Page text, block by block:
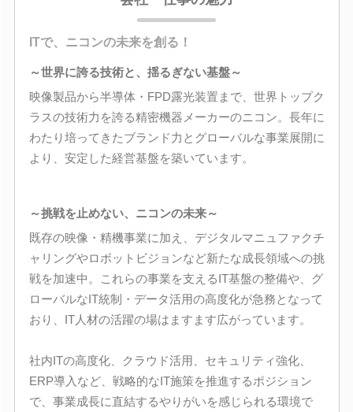
ITで、ニコンの未来を創る！
～世界に誇る技術と、揺るぎない基盤～
映像製品から半導体・FPD露光装置まで、世界トップク
ラスの技術力を誇る精密機器メーカーのニコン。長年に
わたり培ってきたブランド力とグローバルな事業展開に
より、安定した経営基盤を築いています。
～挑戦を止めない、ニコンの未来～
既存の映像・精機事業に加え、デジタルマニュファクチ
ャリングやロボットビジョンなど新たな成長領域への挑
戦を加速中。これらの事業を支えるIT基盤の整備や、グ
ローバルなIT統制・データ活用の高度化が急務となって
おり、IT人材の活躍の場はますます広がっています。
社内ITの高度化、クラウド活用、セキュリティ強化、
ERP導入など、戦略的なIT施策を推進するポジション
で、事業成長に直結するやりがいを感じられる環境で